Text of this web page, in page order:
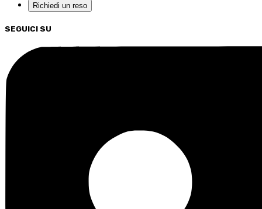
Richiedi un reso
SEGUICI SU